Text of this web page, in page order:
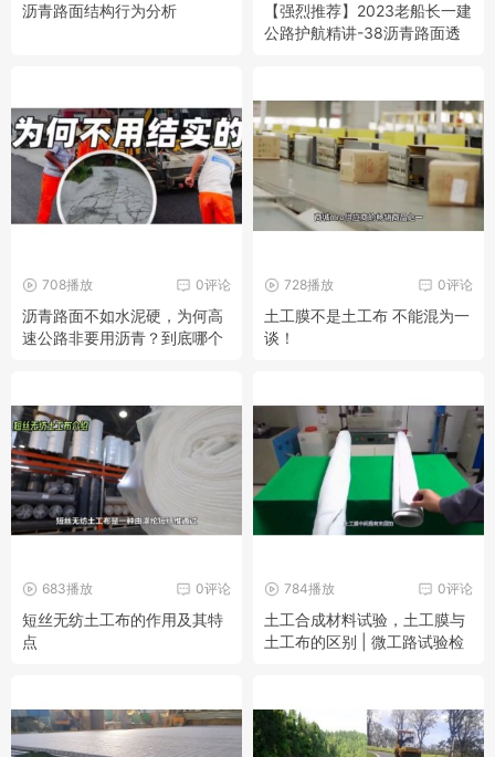
沥青路面结构行为分析
【强烈推荐】2023老船长一建
公路护航精讲-38沥青路面透
0评论
708播放
沥青路面不如水泥硬，为何高
速公路非要用沥青？到底哪个
0评论
728播放
土工膜不是土工布 不能混为一
谈！
0评论
683播放
短丝无纺土工布的作用及其特
点
0评论
784播放
土工合成材料试验，土工膜与
土工布的区别 | 微工路试验检